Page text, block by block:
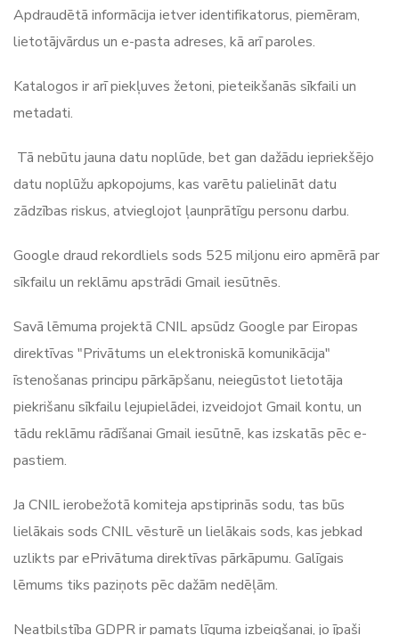
Apdraudētā informācija ietver identifikatorus, piemēram,
lietotājvārdus un e-pasta adreses, kā arī paroles.
Katalogos ir arī piekļuves žetoni, pieteikšanās sīkfaili un
metadati.
Tā nebūtu jauna datu noplūde, bet gan dažādu iepriekšējo
datu noplūžu apkopojums, kas varētu palielināt datu
zādzības riskus, atvieglojot ļaunprātīgu personu darbu.
Google draud rekordliels sods 525 miljonu eiro apmērā par
sīkfailu un reklāmu apstrādi Gmail iesūtnēs.
Savā lēmuma projektā CNIL apsūdz Google par Eiropas
direktīvas "Privātums un elektroniskā komunikācija"
īstenošanas principu pārkāpšanu, neiegūstot lietotāja
piekrišanu sīkfailu lejupielādei, izveidojot Gmail kontu, un
tādu reklāmu rādīšanai Gmail iesūtnē, kas izskatās pēc e-
pastiem.
Ja CNIL ierobežotā komiteja apstiprinās sodu, tas būs
lielākais sods CNIL vēsturē un lielākais sods, kas jebkad
uzlikts par ePrivātuma direktīvas pārkāpumu. Galīgais
lēmums tiks paziņots pēc dažām nedēļām.
Neatbilstība GDPR ir pamats līguma izbeigšanai, jo īpaši